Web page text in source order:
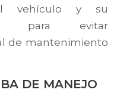
vehículo y su
para evitar
de mantenimiento
DE MANEJO